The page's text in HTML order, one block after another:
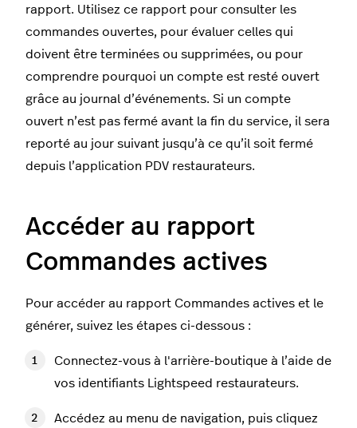
rapport. Utilisez ce rapport pour consulter les
commandes ouvertes, pour évaluer celles qui
doivent être terminées ou supprimées, ou pour
comprendre pourquoi un compte est resté ouvert
grâce au journal d’événements. Si un compte
ouvert n’est pas fermé avant la fin du service, il sera
reporté au jour suivant jusqu’à ce qu’il soit fermé
depuis l’application PDV restaurateurs.
Accéder au rapport
Commandes actives
Pour accéder au rapport Commandes actives et le
générer, suivez les étapes ci-dessous :
Connectez-vous à l'arrière-boutique à l’aide de
vos identifiants Lightspeed restaurateurs.
Accédez au menu de navigation, puis cliquez